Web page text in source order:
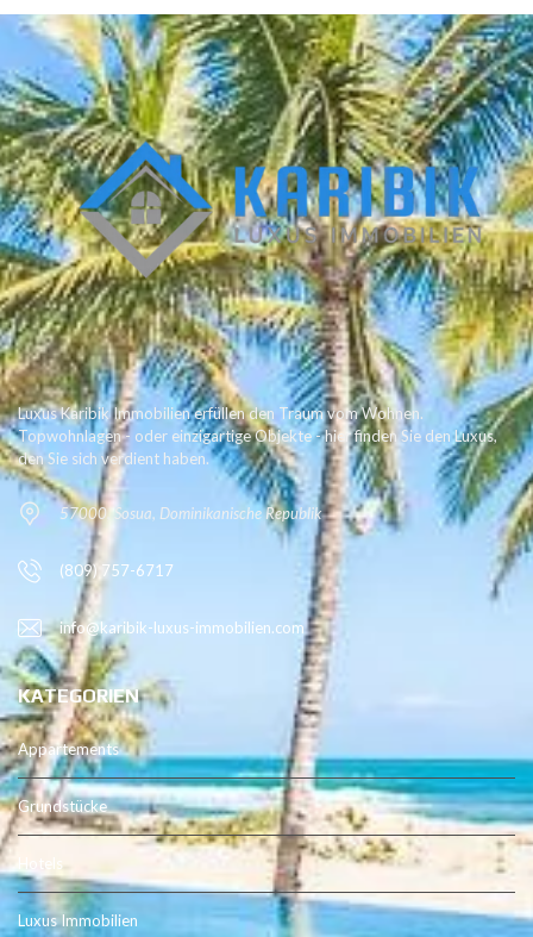
Luxus Karibik Immobilien erfüllen den Traum vom Wohnen.
Topwohnlagen - oder einzigartige Objekte - hier finden Sie den Luxus,
den Sie sich verdient haben.
57000, Sosua, Dominikanische Republik
(809) 757-6717
info@karibik-luxus-immobilien.com
KATEGORIEN
Appartements
Grundstücke
Hotels
Luxus Immobilien